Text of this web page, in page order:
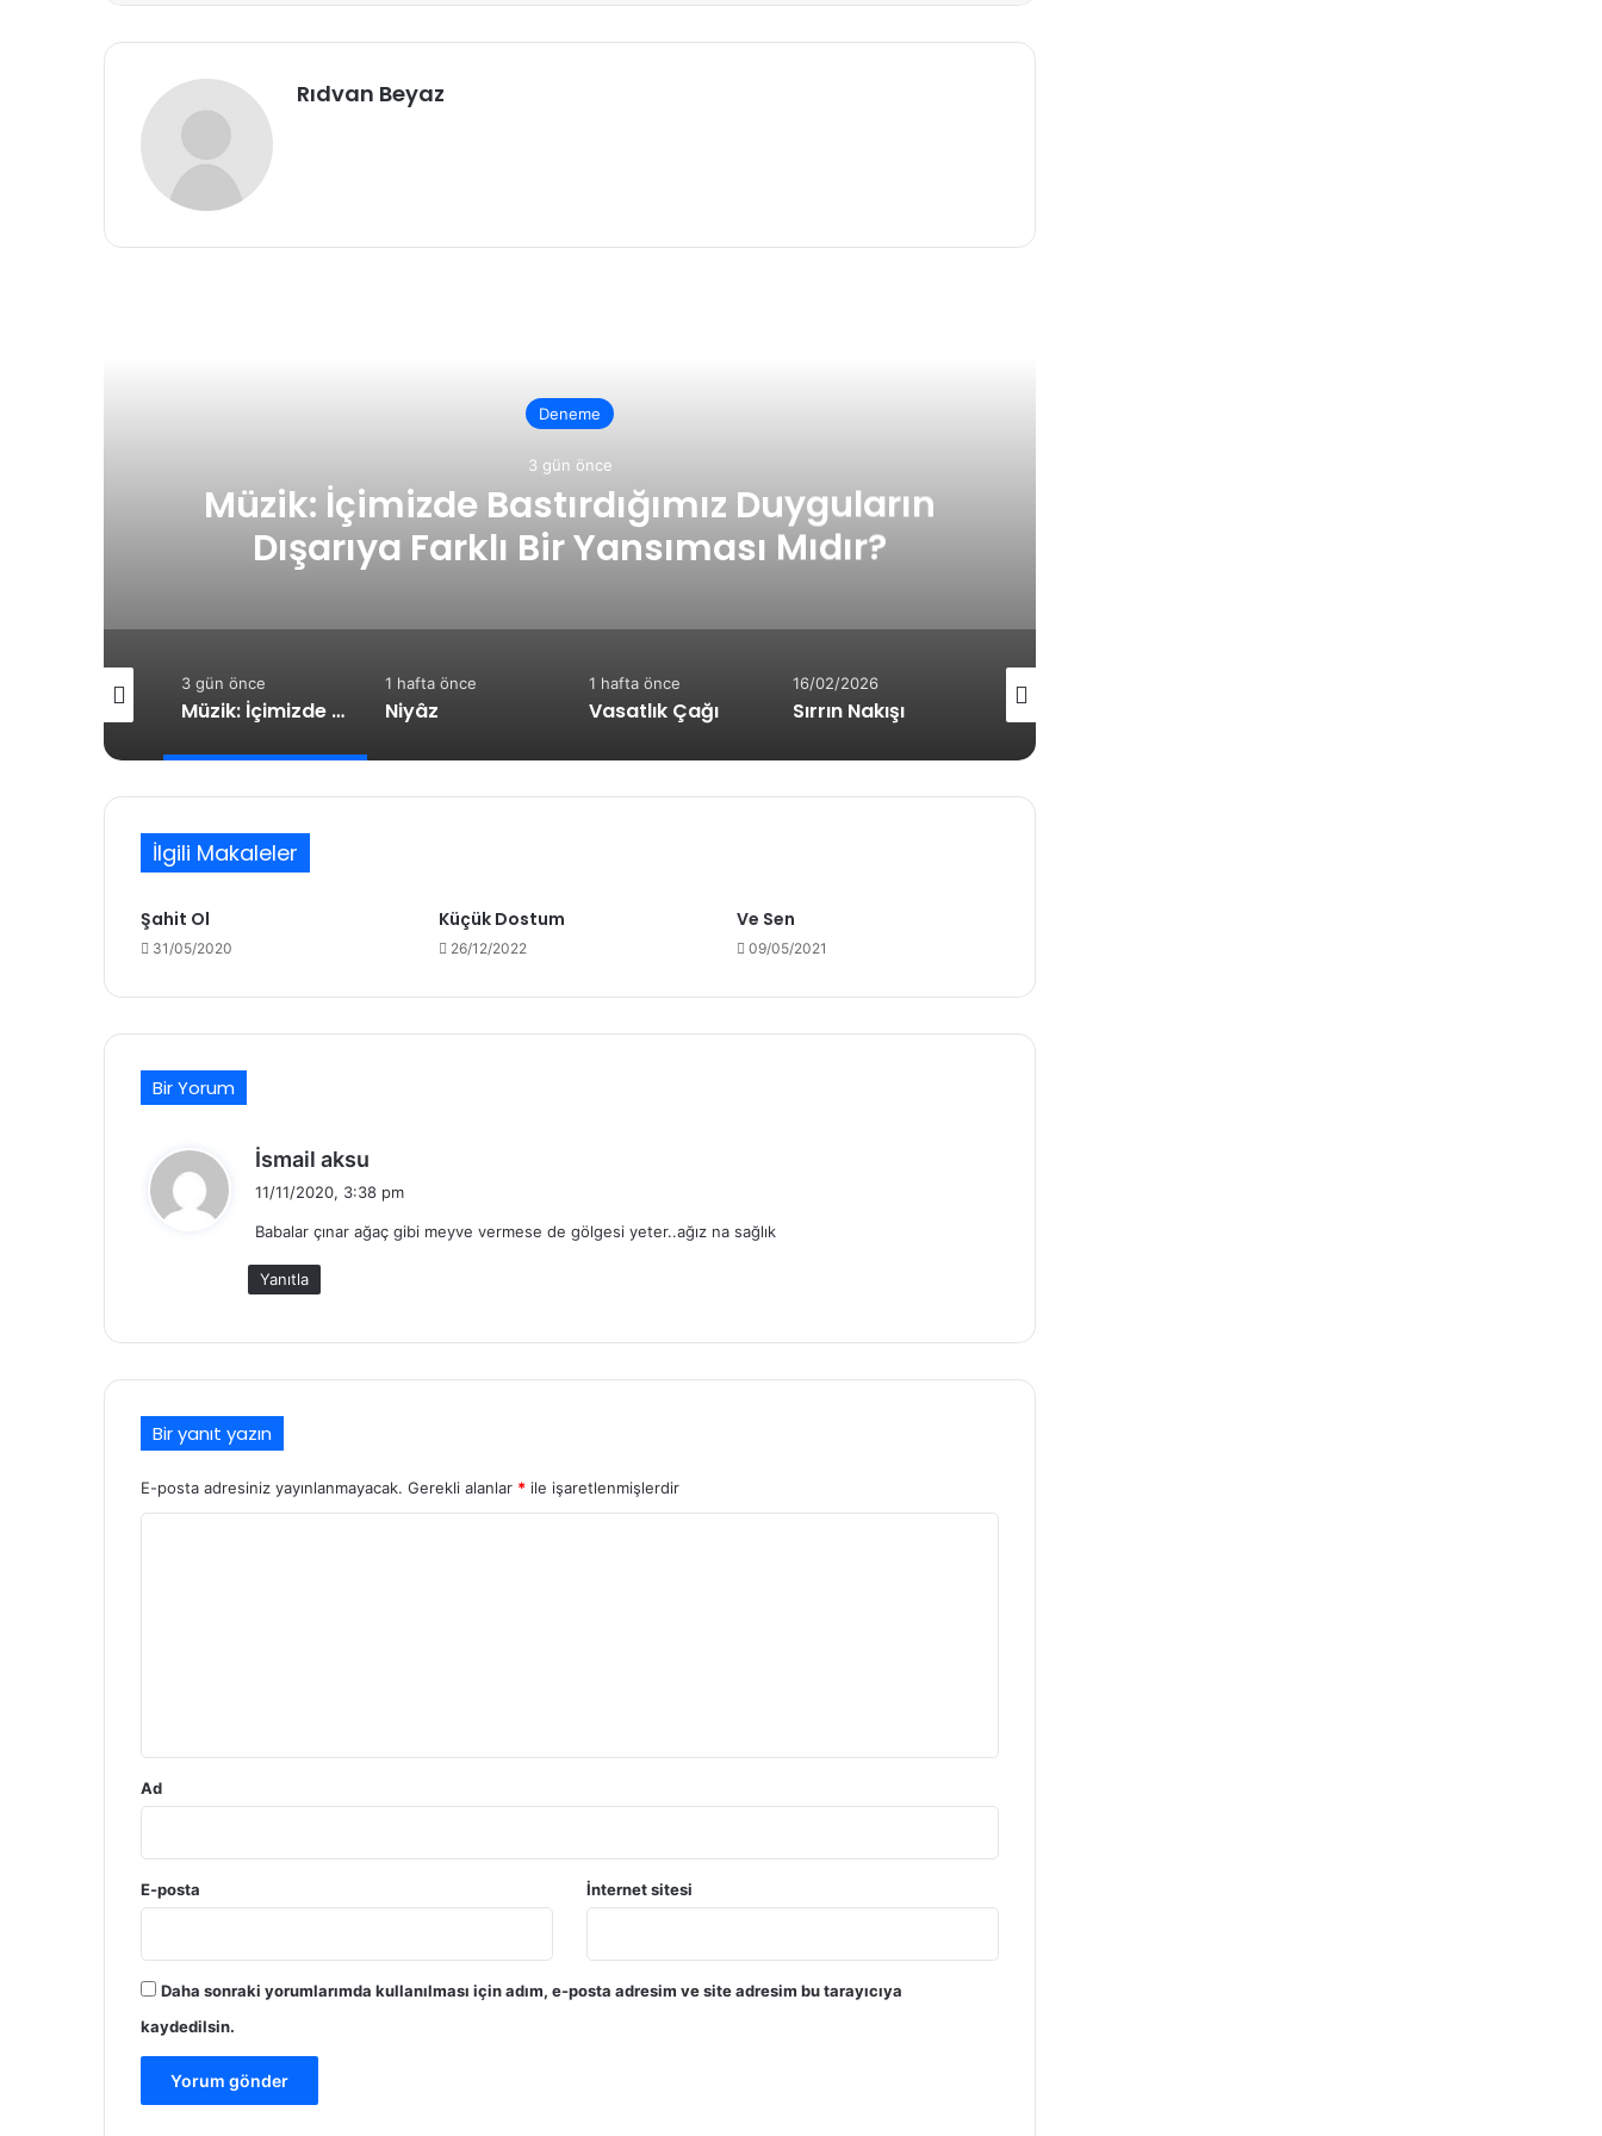
Rıdvan Beyaz
Niyâz
1 hafta önce
Niyâz
1 hafta önce
Vasatlık Çağı
16/02/2026
Sırrın Nakışı
27/01/2026
Bir Başkası
15/01/2026
Sız-ı
İlgili Makaleler
Şahit Ol
31/05/2020
Küçük Dostum
26/12/2022
Ve Sen
09/05/2021
Bir Yorum
İsmail aksu
i
11/11/2020, 3:38 pm
Babalar çınar ağaç gibi meyve vermese de gölgesi yeter..ağız na sağlık
Yanıtla
Bir yanıt yazın
E-posta adresiniz yayınlanmayacak. Gerekli alanlar * ile işaretlenmişlerdir
Ad
E-posta İnternet sitesi
Daha sonraki yorumlarımda kullanılması için adım, e-posta adresim ve site adresim bu tarayıcıya
kaydedilsin.